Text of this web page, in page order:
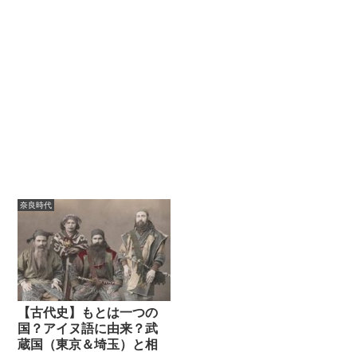
奈良時代
【古代史】もとは一つの
国？アイヌ語に由来？武
蔵国（東京＆埼玉）と相